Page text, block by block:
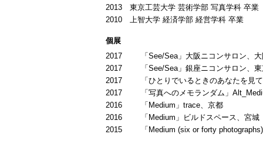
2013 東京工芸大学 芸術学部 写真学科 卒業
2010 上智大学 経済学部 経営学科 卒業
個展
2017
「See/Sea」大阪ニコンサロン、
2017
「See/Sea」銀座ニコンサロン、
2017
「ひとりでいるときのあなたを見
2017
「写真へのメモランダム」
2016
「Medium」trace、京都
2016
「Medium」ビルドスペース、宮城
2015
「Medium (six or forty